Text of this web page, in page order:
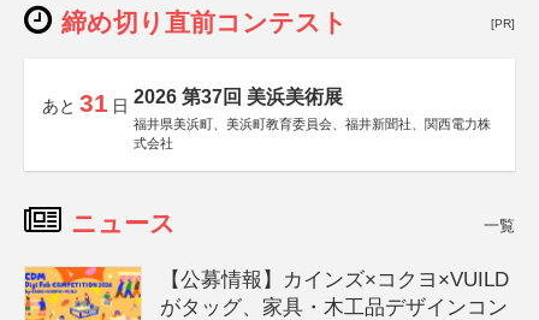
締め切り直前コンテスト [PR]
あと 31 日 2026 第37回 美浜美術展
福井県美浜町、美浜町教育委員会、福井新聞社、関西電力株
式会社
ニュース 一覧
【公募情報】カインズ×コクヨ×VUILD
がタッグ、家具・木工品デザインコン